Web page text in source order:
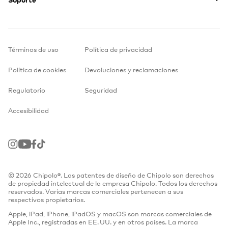
Términos de uso Política de privacidad
Política de cookies Devoluciones y reclamaciones
Regulatorio Seguridad
Accesibilidad
Instagram
YoutubeFacebook
TikTok
© 2026 Chipolo®. Las patentes de diseño de Chipolo son derechos
de propiedad intelectual de la empresa Chipolo. Todos los derechos
reservados. Varias marcas comerciales pertenecen a sus
respectivos propietarios.
Apple, iPad, iPhone, iPadOS y macOS son marcas comerciales de
Apple Inc., registradas en EE. UU. y en otros países. La marca